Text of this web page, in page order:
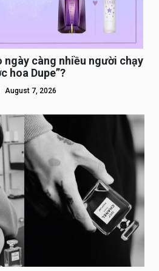
ngày càng nhiều người chạy
hoa Dupe”?
August 7, 2026